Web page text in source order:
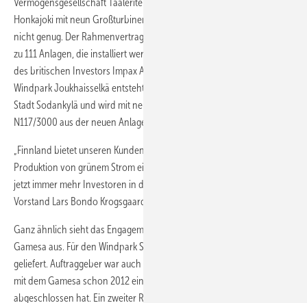
Honkajoki mit neun Großturbinen ans Netz gegangen. Damit aber
nicht genug. Der Rahmenvertrag mit der Taaleritheas spricht von bis
zu 111 Anlagen, die installiert werden sollen. Hinzu kommt ein Auftrag
des britischen Investors Impax Asset Management: Der 27-MW-
Windpark Joukhaisselkä entsteht im finnischen Lappland nahe der
Stadt Sodankylä und wird mit neun 3-MW-Anlagen des Starkwindtyps
N117/3000 aus der neuen Anlagengeneration Delta ausgestattet.
„Finnland bietet unseren Kunden attraktive Möglichkeiten, in die
Produktion von grünem Strom einzusteigen. Wir sind sehr froh, dass
jetzt immer mehr Investoren in den Mark drängen.“, so Nordex-
Vorstand Lars Bondo Krogsgaard.
Ganz ähnlich sieht das Engagement bei dem spanischen Hersteller
Gamesa aus. Für den Windpark Simo haben die Spanier vier Turbinen
geliefert. Auftraggeber war auch hier Projektentwickler Tuuliwatti Oy,
mit dem Gamesa schon 2012 einen Rahmenvertrag über 135 MW
abgeschlossen hat. Ein zweiter Rahmenvertag über 285 MW ist bereits